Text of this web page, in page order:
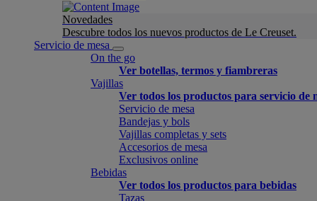
Novedades
Descubre todos los nuevos productos de Le Creuset.
Servicio de mesa
On the go
Ver botellas, termos y fiambreras
Vajillas
Ver todos los productos para servicio de
Servicio de mesa
Bandejas y bols
Vajillas completas y sets
Accesorios de mesa
Exclusivos online
Bebidas
Ver todos los productos para bebidas
Tazas